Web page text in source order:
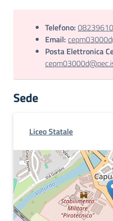
Telefono:
Email:
Posta Elettronica
Sede
Liceo Statale